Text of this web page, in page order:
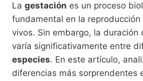
La gestación es un proceso
fundamental en la reproducción
vivos. Sin embargo, la duración
varía significativamente entre
especies. En este artículo,
diferencias más sorprendentes